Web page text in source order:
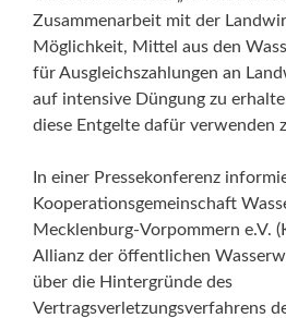
Zusammenarbeit mit der
Möglichkeit, Mittel aus den
für Ausgleichszahlungen an
auf intensive Düngung zu
diese Entgelte dafür verwenden
In einer Pressekonferenz
Kooperationsgemeinschaft
Mecklenburg-Vorpommern e.V.
Allianz der öffentlichen
über die Hintergründe des
Vertragsverletzungsverfahrens